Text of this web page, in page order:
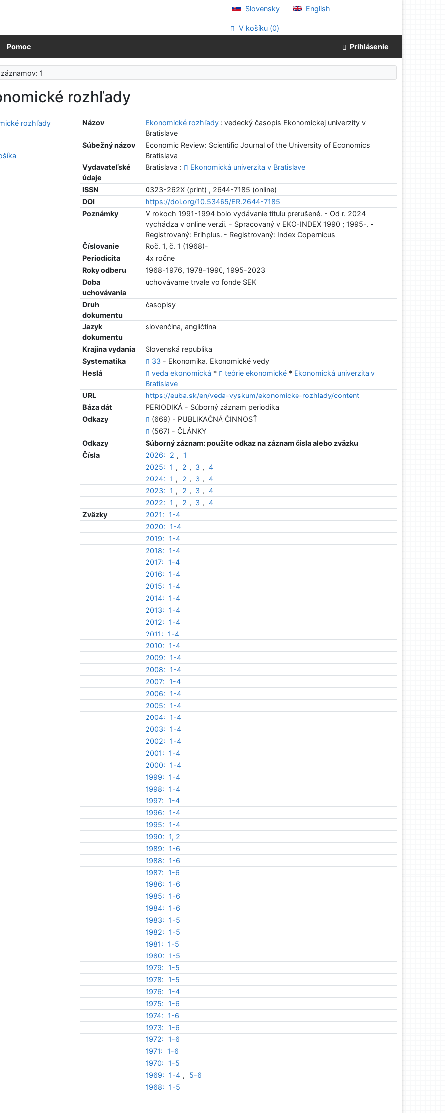
Slovensky English
V košíku (0)
Pomoc Prihlásenie
1
rozhľady
Názov Ekonomické rozhľady : vedecký časopis Ekonomickej univerzity v
Bratislave
Súbežný názov
Economic Review: Scientific Journal of the University of Economics
Bratislava
Vydavateľské
údaje
Bratislava : Ekonomická univerzita v Bratislave
ISSN
0323-262X (print) , 2644-7185 (online)
DOI
https://doi.org/10.53465/ER.2644-7185
Poznámky
V rokoch 1991-1994 bolo vydávanie titulu prerušené. - Od r. 2024
vychádza v online verzii. - Spracovaný v EKO-INDEX 1990 ; 1995-. -
Registrovaný: Erihplus. - Registrovaný: Index Copernicus
Číslovanie
Roč. 1, č. 1 (1968)-
Periodicita
4x ročne
Roky odberu
1968-1976, 1978-1990, 1995-2023
Doba
uchovávania
uchovávame trvale vo fonde SEK
Druh
dokumentu
časopisy
Jazyk
dokumentu
slovenčina, angličtina
Krajina vydania
Slovenská republika
Systematika
33 - Ekonomika. Ekonomické vedy
Heslá
veda ekonomická * teórie ekonomické * Ekonomická univerzita v
Bratislave
URL
https://euba.sk/en/veda-vyskum/ekonomicke-rozhlady/content
Báza dát
PERIODIKÁ - Súborný záznam periodika
Odkazy
(669) - PUBLIKAČNÁ ČINNOSŤ
(567) - ČLÁNKY
Odkazy
Súborný záznam: použite odkaz na záznam čísla alebo zväzku
Čísla
2026: 2 ,
1
2025:
1 , 2 , 3 , 4
2024:
1 , 2 , 3 , 4
2023:
1 , 2 , 3 , 4
2022:
1 , 2 , 3 , 4
Zväzky
2021:
1-4
2020:
1-4
2019:
1-4
2018:
1-4
2017:
1-4
2016:
1-4
2015:
1-4
2014:
1-4
2013:
1-4
2012:
1-4
2011:
1-4
2010:
1-4
2009:
1-4
2008:
1-4
2007:
1-4
2006:
1-4
2005:
1-4
2004:
1-4
2003:
1-4
2002:
1-4
2001:
1-4
2000:
1-4
1999:
1-4
1998:
1-4
1997:
1-4
1996:
1-4
1995:
1-4
1990:
1, 2
1989:
1-6
1988:
1-6
1987:
1-6
1986:
1-6
1985:
1-6
1984:
1-6
1983:
1-5
1982:
1-5
1981:
1-5
1980:
1-5
1979:
1-5
1978:
1-5
1976:
1-4
1975:
1-6
1974:
1-6
1973:
1-6
1972:
1-6
1971:
1-6
1970:
1-5
1969:
1-4 ,
5-6
1968:
1-5